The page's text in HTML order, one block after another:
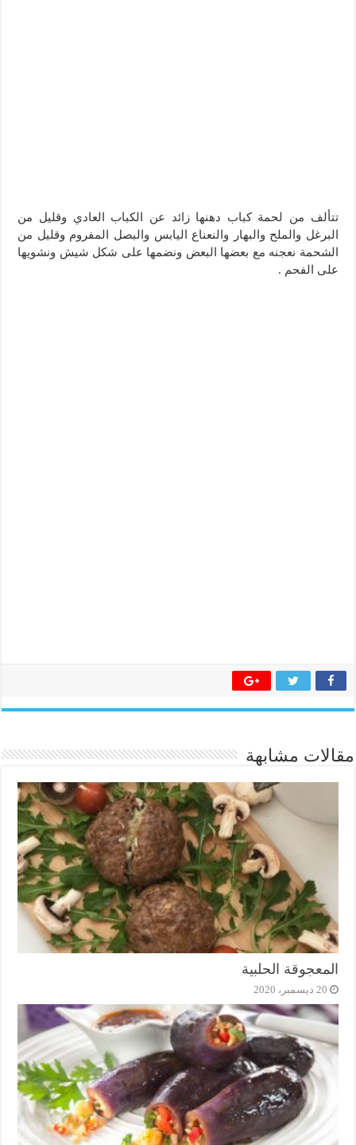
تتألف من لحمة كباب دهنها زائد عن الكباب العادي وقليل من
البرغل والملح والبهار والنعناع اليابس والبصل المفروم وقليل من
الشحمة نعجنه مع بعضها البعض ونضمها على شكل شيش ونشويها
على الفحم .‏
مقالات مشابهة
المعجوقة الحلبية
20 ديسمبر، 2020